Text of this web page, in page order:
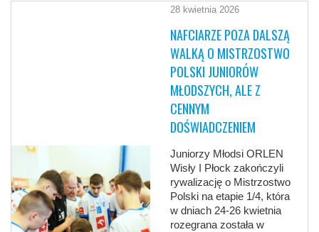
28 kwietnia 2026
NAFCIARZE POZA DALSZĄ
WALKĄ O MISTRZOSTWO
POLSKI JUNIORÓW
MŁODSZYCH, ALE Z
CENNYM
DOŚWIADCZENIEM
Juniorzy Młodsi ORLEN
Wisły I Płock zakończyli
rywalizację o Mistrzostwo
Polski na etapie 1/4, która
w dniach 24-26 kwietnia
rozegrana została w